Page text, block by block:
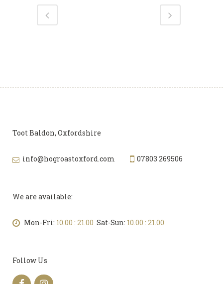
Toot Baldon, Oxfordshire
info@hogroastoxford.com 07803 269506
We are available:
Mon-Fri: 10.00 : 21.00 Sat-Sun: 10.00 : 21.00
Follow Us